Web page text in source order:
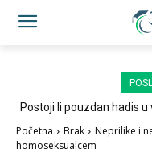
Postoji li pouzdan hadis
Početna Brak
Neprilike i
homoseksualcem